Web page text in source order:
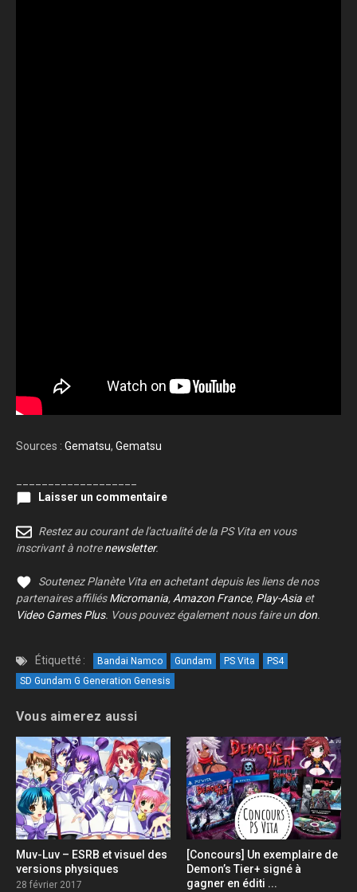
Sources : Gematsu, Gematsu
Laisser un commentaire
Restez au courant de l'actualité de la PS Vita en vous
inscrivant à notrenewsletter.
Soutenez Planète Vita en achetant depuis les liens de nos
partenaires affiliésMicromania, Amazon France, Play-Asia et
Video Games Plus. Vous pouvez également nous faire un don.
Étiquetté : Bandai Namco Gundam PS Vita
PS4
SD Gundam G Generation Genesis
Vous aimerez aussi
Muv-Luv – ESRB et visuel des
versions physiques
28 février 2017
[Concours] Un exemplaire de
Demon’s Tier+ signé à
gagner en éditi ...